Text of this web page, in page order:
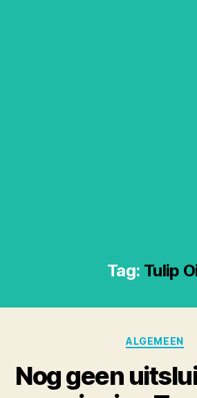
Tag: Tulip
ALGEMEEN
Nog geen